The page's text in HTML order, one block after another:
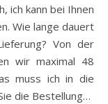
ich kann bei Ihnen
Wie lange dauert
Von der
wir maximal 48
muss ich in die
die Bestellung…